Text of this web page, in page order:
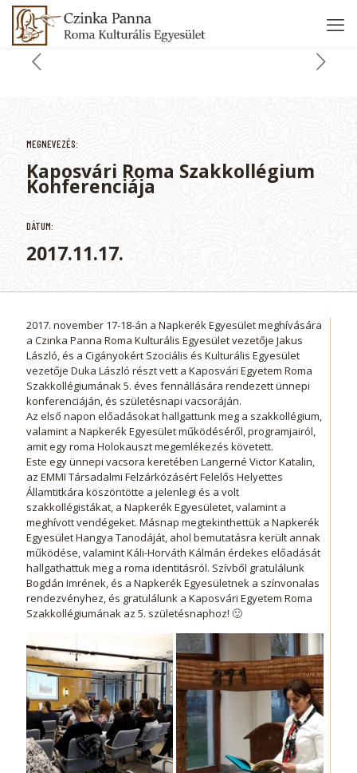
MEGNEVEZÉS:
Kaposvári Roma Szakkollégium
Konferenciája
DÁTUM:
2017.11.17.
2017. november 17-18-án a Napkerék Egyesület meghívására
a Czinka Panna Roma Kulturális Egyesület vezetője Jakus
László, és a Cigányokért Szociális és Kulturális Egyesület
vezetője Duka László részt vett a Kaposvári Egyetem Roma
Szakkollégiumának 5. éves fennállására rendezett ünnepi
konferenciáján, és születésnapi vacsoráján.
Az első napon előadásokat hallgattunk meg a szakkollégium,
valamint a Napkerék Egyesület működéséről, programjairól,
amit egy roma Holokauszt megemlékezés követett.
Este egy ünnepi vacsora keretében Langerné Victor Katalin,
az EMMI Társadalmi Felzárkózásért Felelős Helyettes
Államtitkára köszöntötte a jelenlegi és a volt
szakkollégistákat, a Napkerék Egyesületet, valamint a
meghívott vendégeket. Másnap megtekinthettük a Napkerék
Egyesület Hangya Tanodáját, ahol bemutatásra került annak
működése, valamint Káli-Horváth Kálmán érdekes előadását
hallgathattuk meg a roma identitásról. Szívből gratulálunk
Bogdán Imrének, és a Napkerék Egyesületnek a színvonalas
rendezvényhez, és gratulálunk a Kaposvári Egyetem Roma
Szakkollégiumának az 5. születésnaphoz! 🙂